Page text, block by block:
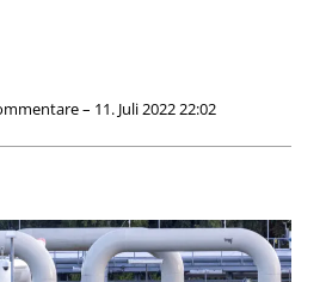
– 11. Juli 2022 22:02